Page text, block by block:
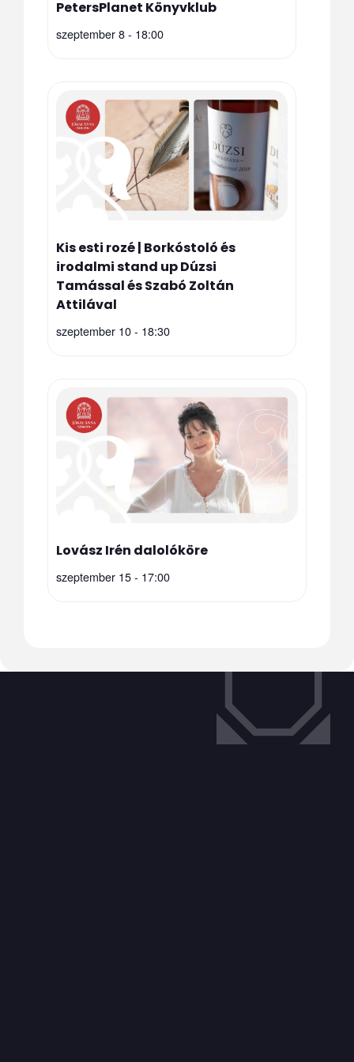
PetersPlanet Könyvklub
szeptember 8 - 18:00
Kis esti rozé | Borkóstoló és
irodalmi stand up Dúzsi
Tamással és Szabó Zoltán
Attilával
szeptember 10 - 18:30
Lovász Irén dalolóköre
szeptember 15 - 17:00